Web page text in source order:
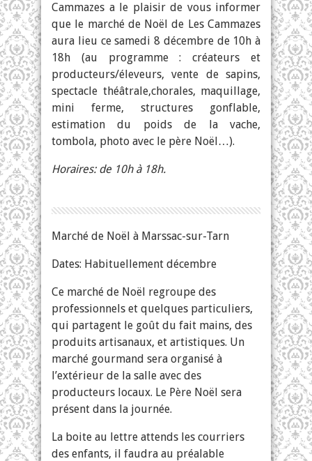
Cammazes a le plaisir de vous informer
que le marché de Noël de Les Cammazes
aura lieu ce samedi 8 décembre de 10h à
18h (au programme : créateurs et
producteurs/éleveurs, vente de sapins,
spectacle théâtrale,chorales, maquillage,
mini ferme, structures gonflable,
estimation du poids de la vache,
tombola, photo avec le père Noël…).
Horaires: de 10h à 18h.
Marché de Noël à Marssac-sur-Tarn
Dates: Habituellement décembre
Ce marché de Noël regroupe des
professionnels et quelques particuliers,
qui partagent le goût du fait mains, des
produits artisanaux, et artistiques. Un
marché gourmand sera organisé à
l’extérieur de la salle avec des
producteurs locaux. Le Père Noël sera
présent dans la journée.
La boite au lettre attends les courriers
des enfants, il faudra au préalable